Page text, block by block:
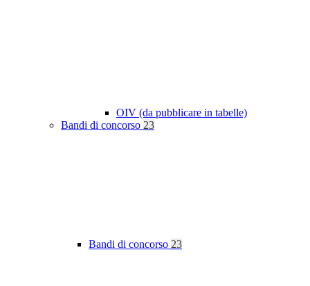
OIV (da pubblicare in tabelle)
Bandi di concorso 23
Bandi di concorso 23